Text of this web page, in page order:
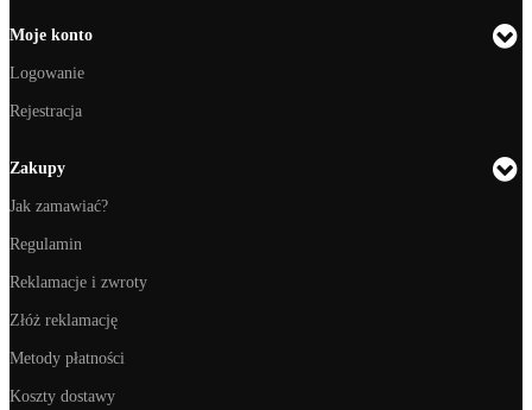
Moje konto
Logowanie
Rejestracja
Zakupy
Jak zamawiać?
Regulamin
Reklamacje i zwroty
Złóż reklamację
Metody płatności
Koszty dostawy